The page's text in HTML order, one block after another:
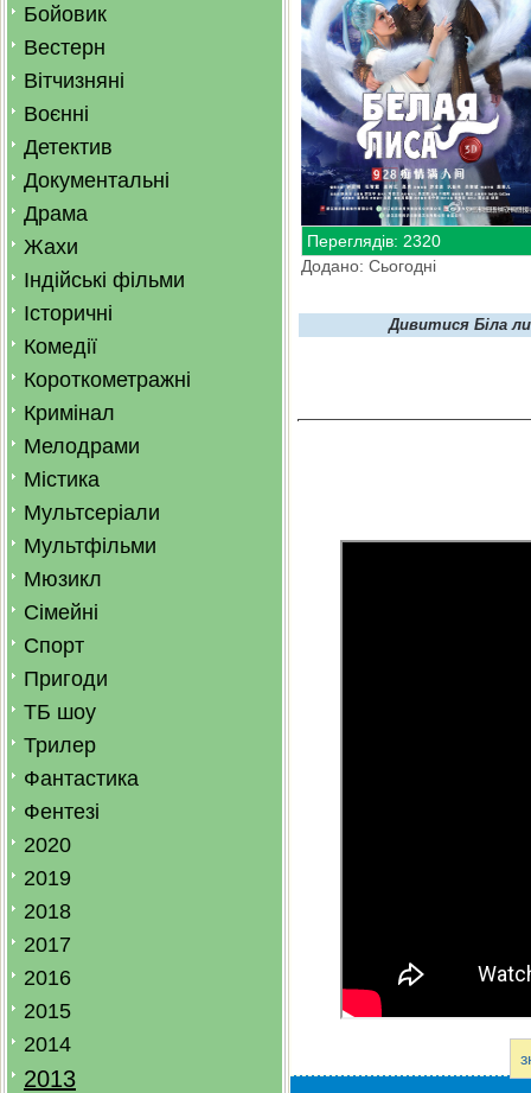
Бойовик
Вестерн
Вітчизняні
Воєнні
Детектив
Документальні
Драма
Жахи
Індійські фільми
Історичні
Комедії
Короткометражні
Кримінал
Мелодрами
Містика
Мультсеріали
Мультфільми
Мюзикл
Сімейні
Спорт
Пригоди
ТБ шоу
Трилер
Фантастика
Фентезі
2020
2019
2018
2017
2016
2015
2014
2013
Переглядів: 2320
Додано: Сьогодні
Дивитися Біла